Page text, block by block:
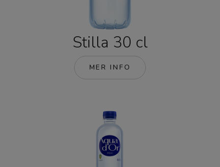
Stilla 30 cl
MER INFO